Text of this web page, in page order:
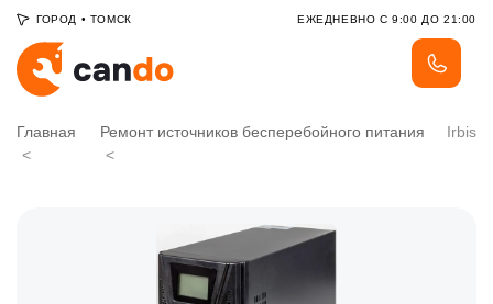
ГОРОД • ТОМСК ЕЖЕДНЕВНО С 9:00 ДО 21:00
Главная Ремонт источников бесперебойного питания Irbis